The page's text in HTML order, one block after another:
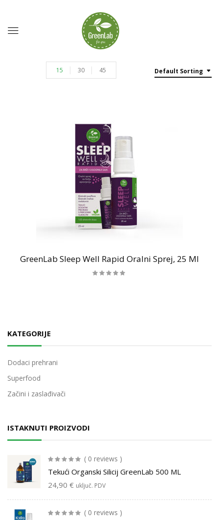
KATEGORIJE
Dodaci prehrani
Superfood
Začini i zaslađivači
ISTAKNUTI PROIZVODI
( 0 reviews )
Tekući Organski Silicij GreenLab 500 ML
24,90 € uključ. PDV
( 0 reviews )
Default Sorting
15 30 45
GreenLab Sleep Well Rapid Oralni Sprej, 25 Ml